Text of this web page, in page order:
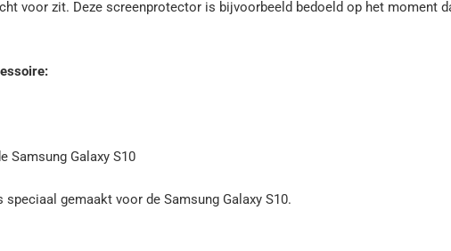
voor zit. Deze screenprotector is bijvoorbeeld bedoeld op het moment
Samsung Galaxy S10
speciaal gemaakt voor de Samsung Galaxy S10.